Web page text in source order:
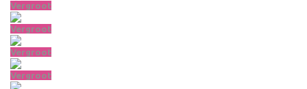
Vergroot
Vergroot
Vergroot
Vergroot